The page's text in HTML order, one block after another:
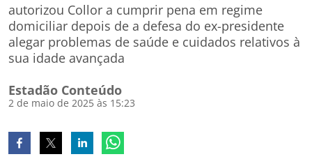
autorizou Collor a cumprir pena em regime
domiciliar depois de a defesa do ex-presidente
alegar problemas de saúde e cuidados relativos à
sua idade avançada
Estadão Conteúdo
2 de maio de 2025 às 15:23